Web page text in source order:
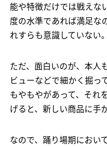
能や特徴だけでは戦えな
度の水準であれば満足な
れすらも意識していない。
ただ、面白いのが、本人
ビューなどで細かく掘っ
もやもやがあって、それ
げると、新しい商品に手
なので、踊り場期におい